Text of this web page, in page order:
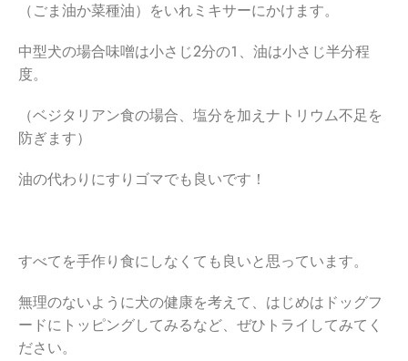
（ごま油か菜種油）をいれミキサーにかけます。
中型犬の場合味噌は小さじ2分の１、油は小さじ半分程
度。
（ベジタリアン食の場合、塩分を加えナトリウム不足を
防ぎます）
油の代わりにすりゴマでも良いです！
すべてを手作り食にしなくても良いと思っています。
無理のないように犬の健康を考えて、はじめはドッグフ
ードにトッピングしてみるなど、ぜひトライしてみてく
ださい。